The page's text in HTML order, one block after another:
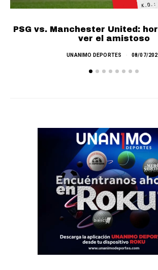
PSG vs. Manchester United:
ver el amistoso
UNANIMO DEPORTES 08/07/